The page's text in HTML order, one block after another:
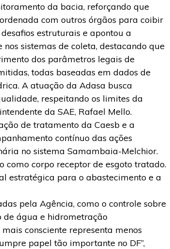
da bacia, reforçando que
com outros órgãos para coibir
estruturais e apontou a
sistemas de coleta, destacando que
dos parâmetros legais de
todas baseadas em dados de
A atuação da Adasa busca
respeitando os limites da
da SAE, Rafael Mello.
de tratamento da Caesb e a
contínuo das ações
no sistema Samambaia-Melchior.
como corpo receptor de esgoto tratado.
estratégica para o abastecimento e a
pela Agência, como o controle sobre
de água e hidrometração
consciente representa menos
papel tão importante no DF”,